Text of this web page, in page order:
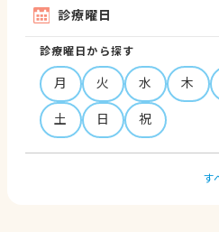
診療曜日
診療曜日から探す
月 火 水 木
土
日 祝
す